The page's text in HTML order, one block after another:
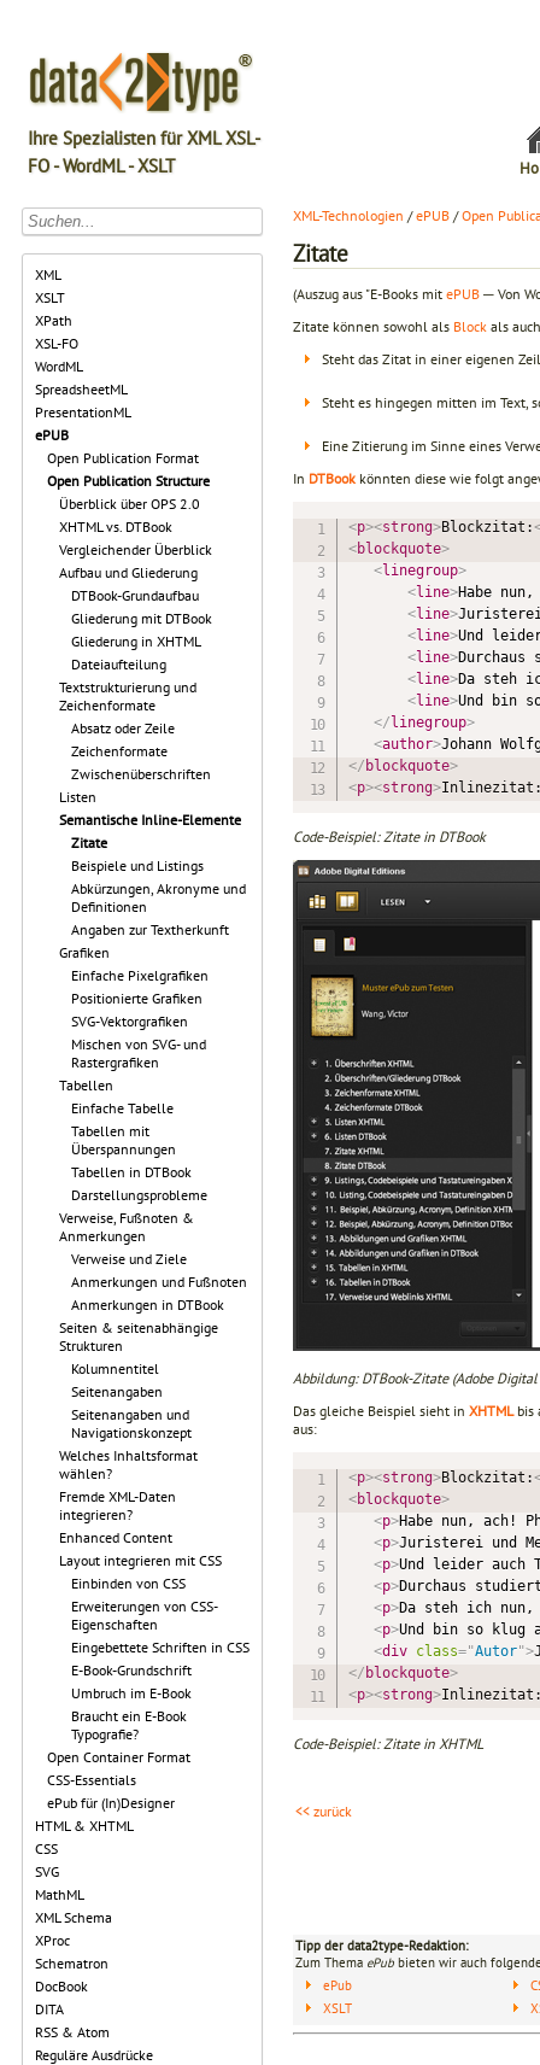
Ihre Spezialisten für XML XSL-
FO - WordML - XSLT
XML
XSLT
XPath
XSL-FO
WordML
SpreadsheetML
PresentationML
ePUB
Open Publication Format
Open Publication Structure
Überblick über OPS 2.0
XHTML vs. DTBook
Vergleichender Überblick
Aufbau und Gliederung
DTBook-Grundaufbau
Gliederung mit DTBook
Gliederung in XHTML
Dateiaufteilung
Textstrukturierung und
Zeichenformate
Absatz oder Zeile
Zeichenformate
Zwischenüberschriften
Listen
Semantische Inline-Elemente
Zitate
Beispiele und Listings
Abkürzungen, Akronyme und
Definitionen
Angaben zur Textherkunft
Grafiken
Einfache Pixelgrafiken
Positionierte Grafiken
SVG-Vektorgrafiken
Mischen von SVG- und
Rastergrafiken
Tabellen
Einfache Tabelle
Tabellen mit
Überspannungen
Tabellen in DTBook
Darstellungsprobleme
Verweise, Fußnoten &
Anmerkungen
Verweise und Ziele
Anmerkungen und Fußnoten
Anmerkungen in DTBook
Seiten & seitenabhängige
Strukturen
Kolumnentitel
Seitenangaben
Seitenangaben und
Navigationskonzept
Welches Inhaltsformat
wählen?
Fremde XML-Daten
integrieren?
Enhanced Content
Layout integrieren mit CSS
Einbinden von CSS
Erweiterungen von CSS-
Eigenschaften
Eingebettete Schriften in CSS
E-Book-Grundschrift
Umbruch im E-Book
Braucht ein E-Book
Typografie?
Open Container Format
CSS-Essentials
ePub für (In)Designer
HTML & XHTML
CSS
SVG
MathML
XML Schema
XProc
Schematron
DocBook
DITA
RSS & Atom
Reguläre Ausdrücke
XML-Technologien /ePUB /Open
Zitate
(Auszug aus "E-Books mit ePUB ─ Von
Zitate können sowohl als Block als
Steht das Zitat in einer eigenen
Steht es hingegen mitten im Text,
Eine Zitierung im Sinne eines
In DTBook könnten diese wie folgt
<p><strong>Blockzitat:
<blockquote>
<linegroup>
<line>Habe
<line>
<line>Und
<line>Durchaus
<line>Da steh
<line>Und bin
</ linegroup>
<author>Johann
</ blockquote>
<p><strong>
Code-Beispiel: Zitate in DTBook
Abbildung: DTBook-Zitate (Adobe
Das gleiche Beispiel sieht in XHTMLbis
aus:
<p><strong>Blockzitat:
<blockquote>
<p>Habe nun, ach!
<p>Juristerei und
<p>Und leider auch
<p>Durchaus
<p>Da steh ich
<p>Und bin so klug
<div class="Autor">
</ blockquote>
<p><strong>
Code-Beispiel: Zitate in XHTML
<< zurück
Tipp der data2type-Redaktion:
Zum Thema ePub bieten wir auch
ePub
XSLT